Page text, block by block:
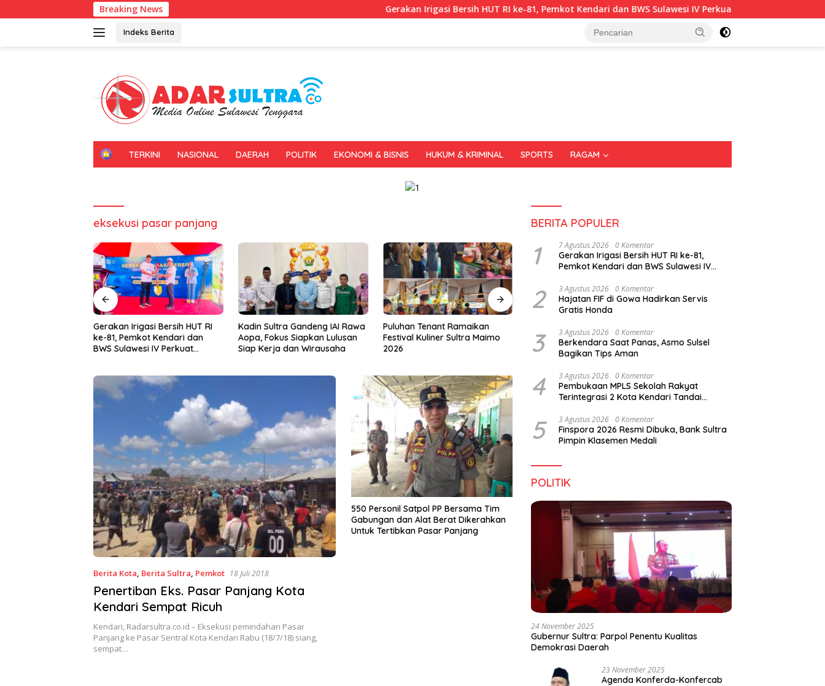
ke
Breaking News Gerakan Irigasi Bersih HUT RI ke-81, Pemkot Kendari dan BWS Sulawesi IV Perkuat Sinergi Jaga Irigasi Amohalo
Indeks Berita
H
TERKINI NASIONAL DAERAH POLITIK EKONOMI & BISNIS HUKUM & KRIMINAL SPORTS RAGAM
eksekusi pasar panjang
Kadin Sultra Gandeng IAI Rawa
Aopa, Fokus Siapkan Lulusan
Siap Kerja dan Wirausaha
Puluhan Tenant Ramaikan
Festival Kuliner Sultra Maimo
2026
Tiga Kabupaten Sultra Nikmati
Layanan Imigrasi Terintegrasi
Batas Negara
Sultra Terus Maju, Namun
Infrastruktur Pariwisata dan
Berita Kota, Berita Sultra, Pemkot 18 Juli 2018
Penertiban Eks. Pasar Panjang Kota
Kendari Sempat Ricuh
Kendari, Radarsultra.co.id – Eksekusi pemindahan Pasar
Panjang ke Pasar Sentral Kota Kendari Rabu (18/7/18) siang,
sempat…
550 Personil Satpol PP Bersama Tim
Gabungan dan Alat Berat Dikerahkan
Untuk Tertibkan Pasar Panjang
BERITA POPULER
1 7 Agustus 2026 0 Komentar
Gerakan Irigasi Bersih HUT RI ke-81,
Pemkot Kendari dan BWS Sulawesi IV
2 3 Agustus 2026 0 Komentar
Hajatan FIF di Gowa Hadirkan Servis
Gratis Honda
3 3 Agustus 2026 0 Komentar
Berkendara Saat Panas, Asmo Sulsel
Bagikan Tips Aman
4 3 Agustus 2026 0 Komentar
Pembukaan MPLS Sekolah Rakyat
Terintegrasi 2 Kota Kendari Tandai
5 3 Agustus 2026 0 Komentar
Finspora 2026 Resmi Dibuka, Bank Sultra
Pimpin Klasemen Medali
POLITIK
24 November 2025
Gubernur Sultra: Parpol Penentu Kualitas
Demokrasi Daerah
23 November 2025
Agenda Konferda-Konfercab